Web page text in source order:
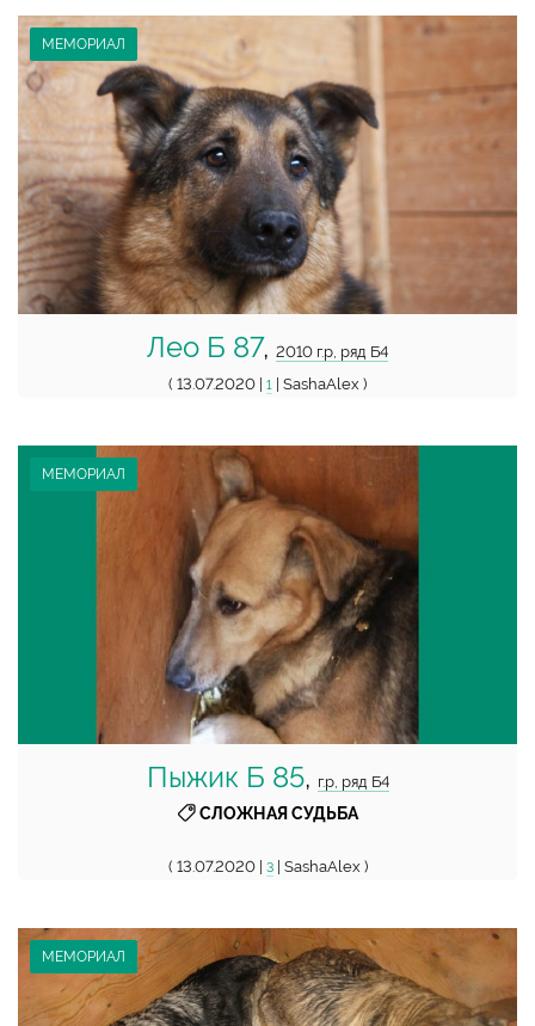
МЕМОРИАЛ
Лео Б 87, 2010 г.р, ряд Б4
( 13.07.2020 | 1 | SashaAlex )
МЕМОРИАЛ
Пыжик Б 85, г.р, ряд Б4
СЛОЖНАЯ СУДЬБА
( 13.07.2020 | 3| SashaAlex )
МЕМОРИАЛ